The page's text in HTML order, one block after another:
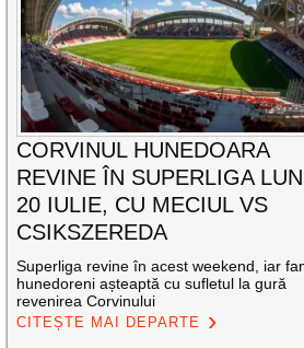
CORVINUL HUNEDOARA
REVINE ÎN SUPERLIGA
20 IULIE, CU MECIUL VS
CSIKSZEREDA
Superliga revine în acest weekend, iar
hunedoreni așteaptă cu sufletul la gură
revenirea Corvinului
CITEȘTE MAI DEPARTE